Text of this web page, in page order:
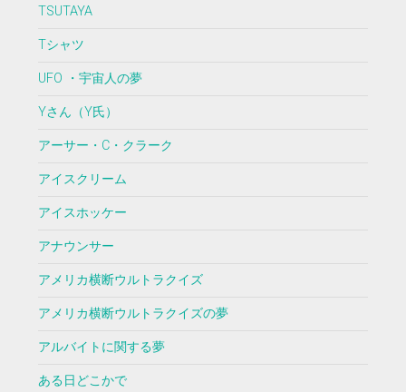
TSUTAYA
Tシャツ
UFO ・宇宙人の夢
Yさん（Y氏）
アーサー・C・クラーク
アイスクリーム
アイスホッケー
アナウンサー
アメリカ横断ウルトラクイズ
アメリカ横断ウルトラクイズの夢
アルバイトに関する夢
ある日どこかで